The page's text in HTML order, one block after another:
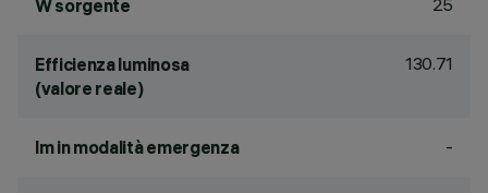
W sorgente 25
Efficienza luminosa
(valore reale)
130.71
lm in modalità emergenza -